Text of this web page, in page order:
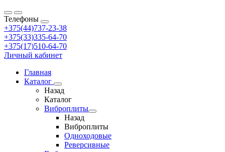
Телефоны
+375(44)737-23-38
+375(33)335-64-70
+375(17)510-64-70
Личный кабинет
Главная
Каталог
Назад
Каталог
Виброплиты
Назад
Виброплиты
Одноходовые
Реверсивные